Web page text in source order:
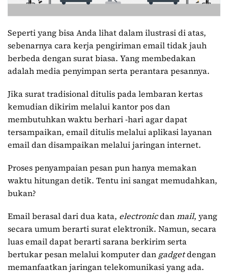
Seperti yang bisa Anda lihat dalam ilustrasi di atas,
sebenarnya cara kerja pengiriman email tidak jauh
berbeda dengan surat biasa. Yang membedakan
adalah media penyimpan serta perantara pesannya.
Jika surat tradisional ditulis pada lembaran kertas
kemudian dikirim melalui kantor pos dan
membutuhkan waktu berhari -hari agar dapat
tersampaikan, email ditulis melalui aplikasi layanan
email dan disampaikan melalui jaringan internet.
Proses penyampaian pesan pun hanya memakan
waktu hitungan detik. Tentu ini sangat memudahkan,
bukan?
Email berasal dari dua kata, electronicdanmail, yang
secara umum berarti surat elektronik. Namun, secara
luas email dapat berarti sarana berkirim serta
bertukar pesan melalui komputer dan gadgetdengan
memanfaatkan jaringan telekomunikasi yang ada.